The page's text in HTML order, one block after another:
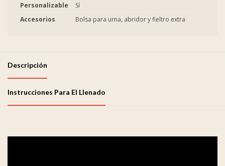
Personalizable
Sí
Accesorios
Bolsa para urna, abridor y fieltro extra
Descripción
Instrucciones Para El Llenado